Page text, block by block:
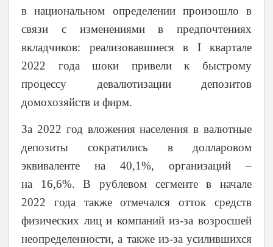
в национальном определении произошло в
связи с изменениями в предпочтениях
вкладчиков: реализовавшиеся в I квартале
2022 года шоки привели к быстрому
процессу девалютизации депозитов
домохозяйств и фирм.
За 2022 год вложения населения в валютные
депозиты сократились в долларовом
эквиваленте на 40,1%, организаций –
на 16,6%. В рублевом сегменте в начале
2022 года также отмечался отток средств
физических лиц и компаний из-за возросшей
неопределенности, а также из-за усилившихся